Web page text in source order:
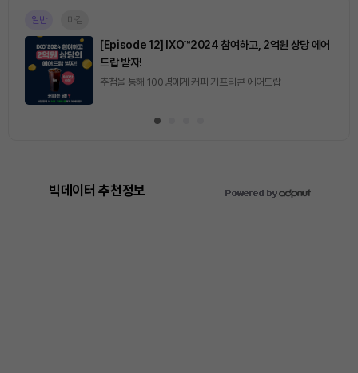
마감
[토큰포스트] 기사 퀴즈 658회차
2026.08.07 (금) ~ 2026.08.08 (토)
빅데이터 추천정보